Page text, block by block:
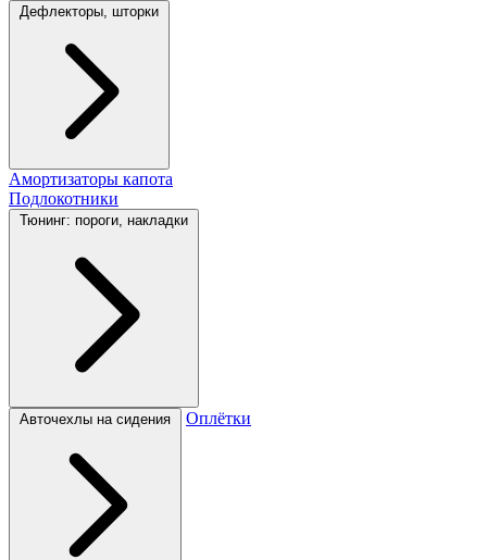
Дефлекторы, шторки
Амортизаторы капота
Подлокотники
Тюнинг: пороги, накладки
Авточехлы на сидения Оплётки